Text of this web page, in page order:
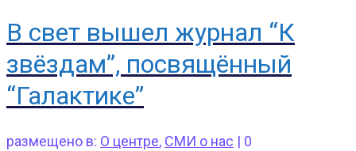
В свет вышел журнал “К
звёздам”, посвящённый
“Галактике”
размещено в: О центре, СМИ о нас | 0